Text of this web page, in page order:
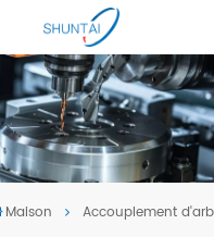
Maison Accouplement